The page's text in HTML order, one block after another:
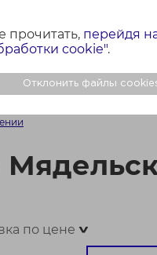
перейдя
cookie".
Отклонить файлы
Сбросить
+ КАРТА ФОТО
по цене>